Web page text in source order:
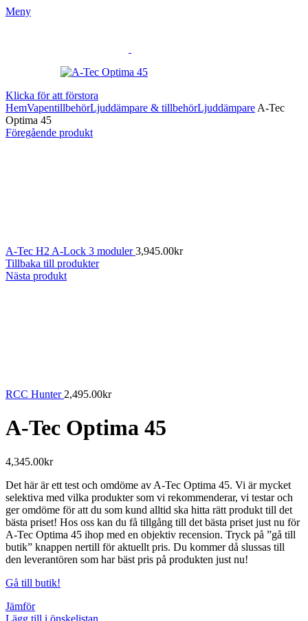
Meny
Klicka för att förstora
HemVapentillbehörLjuddämpare & tillbehörLjuddämpare A-Tec
Optima 45
Föregående produkt
A-Tec H2 A-Lock 3 moduler3,945.00kr
Tillbaka till produkter
Nästa produkt
RCC Hunter 2,495.00kr
A-Tec Optima 45
4,345.00kr
Det här är ett test och omdöme av A-Tec Optima 45. Vi är mycket
selektiva med vilka produkter som vi rekommenderar, vi testar och
ger omdöme för att du som kund alltid ska hitta rätt produkt till det
bästa priset! Hos oss kan du få tillgång till det bästa priset just nu för
A-Tec Optima 45 ihop med en objektiv recension. Tryck på ”gå till
butik” knappen nertill för aktuellt pris. Du kommer då slussas till
den leverantören som har bäst pris på produkten just nu!
Gå till butik!
Jämför
Lägg till i önskelistan